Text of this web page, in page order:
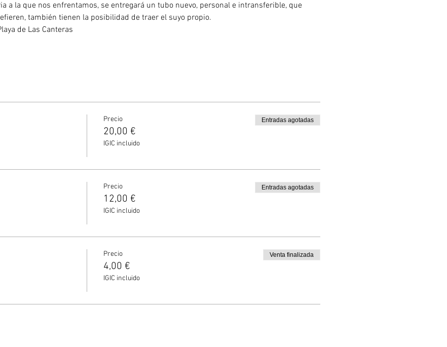
a la que nos enfrentamos, se entregará un tubo nuevo, personal e intransferible, que
también tienen la posibilidad de traer el suyo propio.
Playa de Las Canteras
Precio
20,00 €
IGIC incluido
Entradas agotadas
Precio
12,00 €
IGIC incluido
Entradas agotadas
Precio
4,00 €
IGIC incluido
Venta finalizada